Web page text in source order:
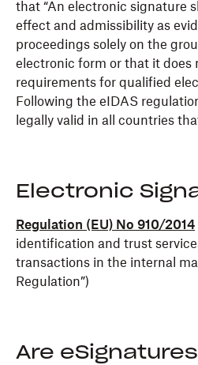
that “An electronic signature
effect and admissibility as
proceedings solely on the
electronic form or that it does
requirements for qualified
Following the eIDAS
legally valid in all countries
Electronic
Regulation (EU) No 910/2014
identification and trust
transactions in the internal
Regulation”)
Are